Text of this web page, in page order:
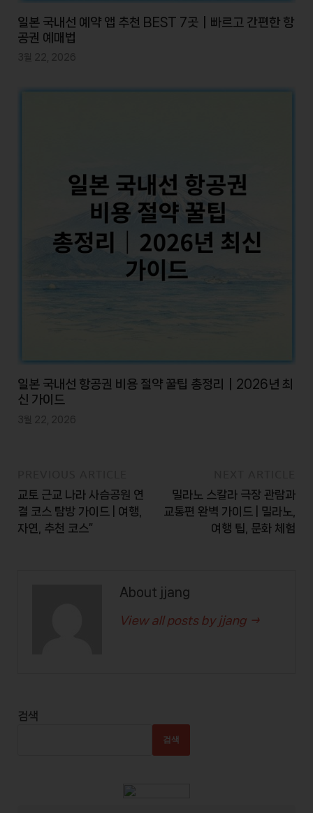
일본 국내선 예약 앱 추천 BEST 7곳｜빠르고 간편한 항
공권 예매법
3월 22, 2026
일본 국내선 항공권 비용 절약 꿀팁 총정리｜2026년 최
신 가이드
3월 22, 2026
교토 근교 나라 사슴공원 연
결 코스 탐방 가이드 | 여행,
자연, 추천 코스”
밀라노 스칼라 극장 관람과
교통편 완벽 가이드 | 밀라노,
여행 팁, 문화 체험
About jjang
View all posts by jjang →
검색
검색